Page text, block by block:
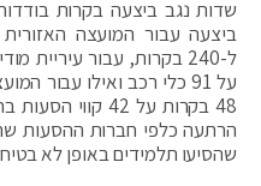
שדות נגב ביצעה בקרות
על 91 כלי רכב ואילו עבור
48 בקרות על 42
הרתעה כלפי חברות ההסעות
שהסיעו תלמידים באופן לא